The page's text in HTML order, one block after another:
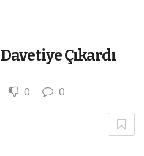
Çıkardı
0 0